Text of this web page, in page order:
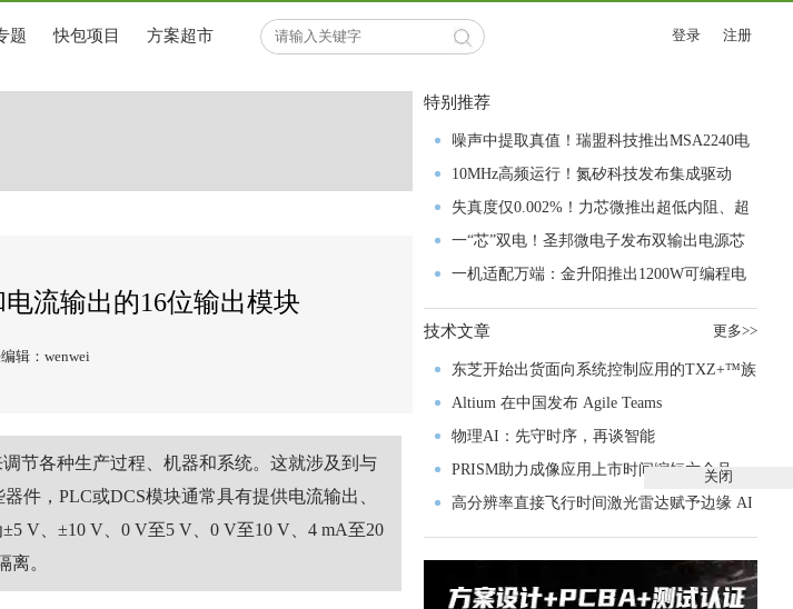
题 快包项目 方案超市 登录 注册
流输出的16位输出模块
辑：wenwei
节各种生产过程、机器和系统。这就涉及到与
件，PLC或DCS模块通常具有提供电流输出、
V、±10 V、0 V至5 V、0 V至10 V、4 mA至20
离。
特别推荐
噪声中提取真值！瑞盟科技推出MSA2240电
流检测芯片赋能多元高端测量场景
10MHz高频运行！氮矽科技发布集成驱动
GaN芯片，助力电源能效再攀新高
失真度仅0.002%！力芯微推出超低内阻、超
低失真4PST模拟开关
一“芯”双电！圣邦微电子发布双输出电源芯
片，简化AFE与音频设计
一机适配万端：金升阳推出1200W可编程电
源，赋能高端装备制造
技术文章 更多>>
东芝开始出货面向系统控制应用的TXZ+™族
入门级M4V组
Altium 在中国发布 Agile Teams
物理AI：先守时序，再谈智能
PRISM助力成像应用上市时间缩短六个月，
实战指南一文解读
高分辨率直接飞行时间激光雷达赋予边缘 AI
空间感知能力
关闭